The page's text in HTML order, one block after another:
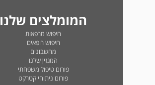
המומלצים שלנו
חיפוש מרפאות
חיפוש רופאים
מחשבונים
המגזין שלנו
פורום טיפול משפחתי
פורום ניתוחי קטרקט